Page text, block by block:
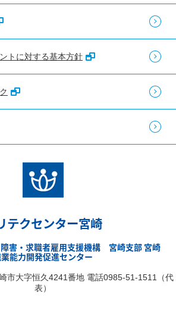
トに対する基本方針
テクセンター宮崎
害・求職者雇用支援機構 宮崎支部 宮崎
能力開発促進センター
大字恒久4241番地 電話0985-51-1511（代
表）